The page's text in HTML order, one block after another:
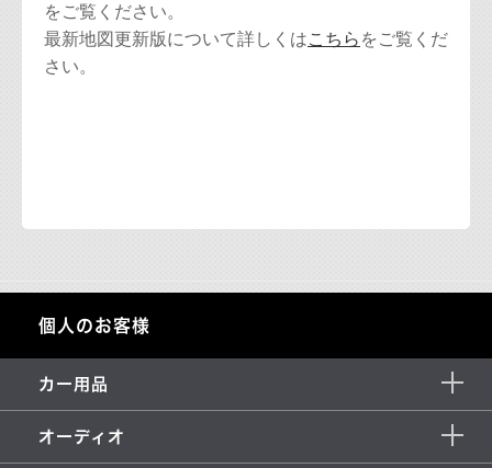
をご覧ください。
最新地図更新版について詳しくはこちら をご覧くだ
さい。
個人のお客様
カー用品
オーディオ